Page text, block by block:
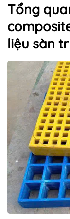
Tổng
liệu sàn